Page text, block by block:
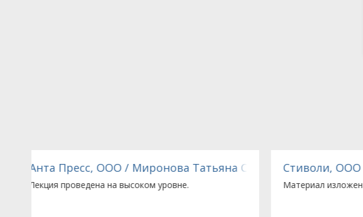
Стиволи, ООО / Светлана Владимировна
Материал изложен интересно, доступно.
ГПЗ,
Отличная